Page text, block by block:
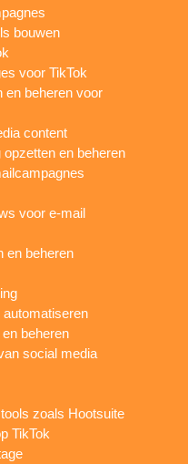
bouwen
voor TikTok
en beheren voor
content
en beheren
voor e-mail
en beheren
beheren
social media
zoals Hootsuite
TikTok